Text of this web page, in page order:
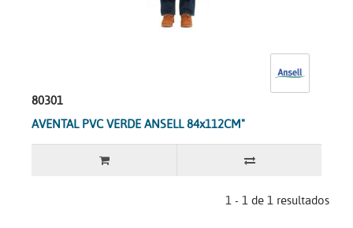
80301
AVENTAL PVC VERDE ANSELL 84x112CM"
1 - 1 de 1 resultados